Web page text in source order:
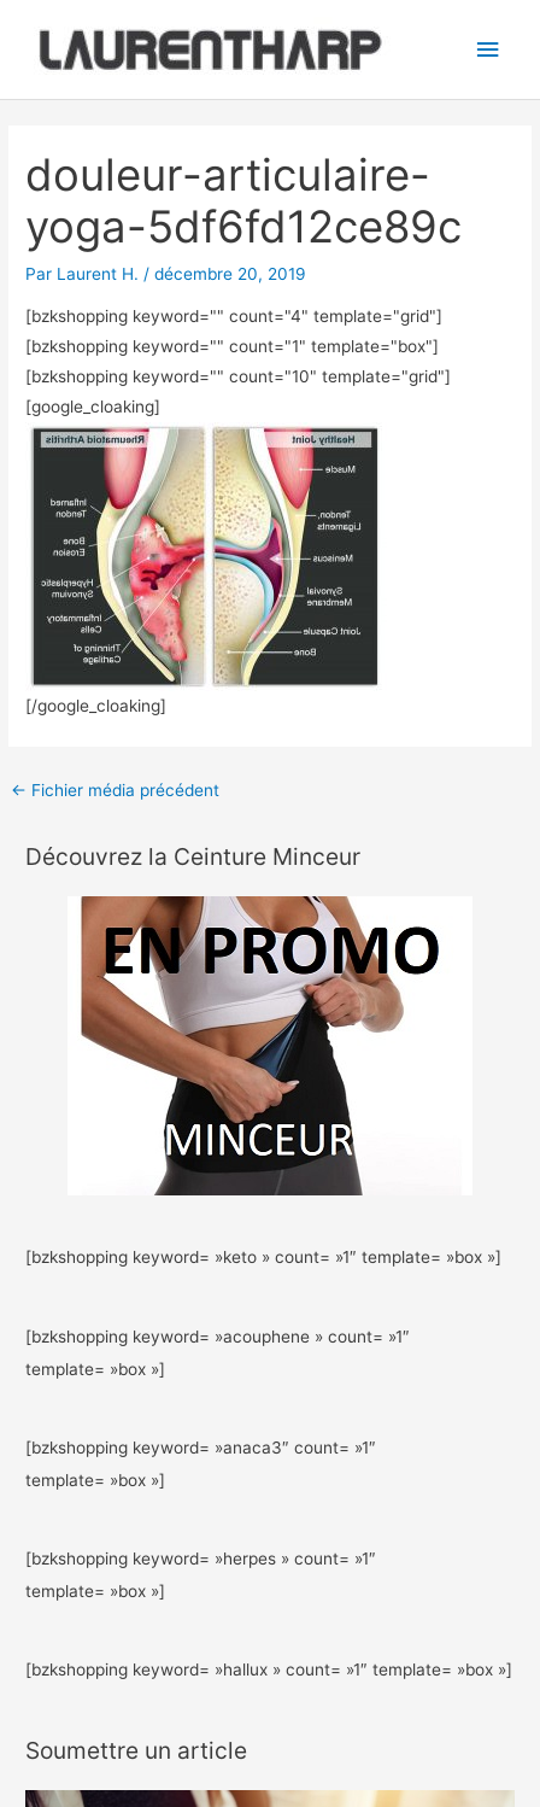
contenu
douleur-articulaire-
yoga-5df6fd12ce89c
Par Laurent H. /décembre 20, 2019
[bzkshopping keyword="" count="4" template="grid"]
[bzkshopping keyword="" count="1" template="box"]
[bzkshopping keyword="" count="10" template="grid"]
[google_cloaking]
[/google_cloaking]
articles
← Fichier média précédent
Découvrez la Ceinture Minceur
[bzkshopping keyword= »keto » count= »1″ template= »box »]
[bzkshopping keyword= »acouphene » count= »1″
template= »box »]
[bzkshopping keyword= »anaca3″ count= »1″
template= »box »]
[bzkshopping keyword= »herpes » count= »1″
template= »box »]
[bzkshopping keyword= »hallux » count= »1″ template= »box »]
Soumettre un article